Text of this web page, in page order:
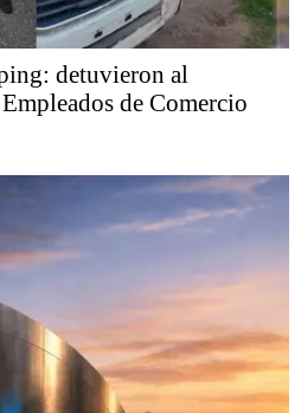
detuvieron al
de Comercio